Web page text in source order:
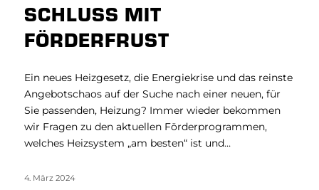
SCHLUSS MIT
FÖRDERFRUST
Ein neues Heizgesetz, die Energiekrise und das reinste
Angebotschaos auf der Suche nach einer neuen, für
Sie passenden, Heizung? Immer wieder bekommen
wir Fragen zu den aktuellen Förderprogrammen,
welches Heizsystem „am besten“ ist und…
4. März 2024